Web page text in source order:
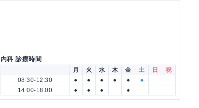
内科 診療時間
月 火 水 木 金 土 日
祝
08:30-12:30
● ● ● ● ●
●
14:00-18:00
● ● ● ●